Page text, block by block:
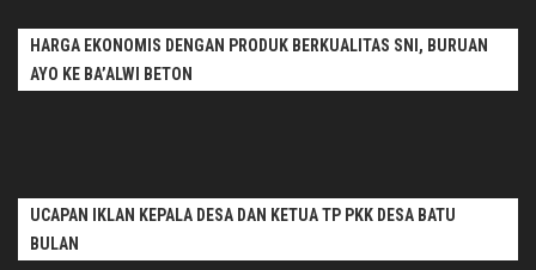
HARGA EKONOMIS DENGAN PRODUK BERKUALITAS SNI, BURUAN
AYO KE BA’ALWI BETON
UCAPAN IKLAN KEPALA DESA DAN KETUA TP PKK DESA BATU
BULAN